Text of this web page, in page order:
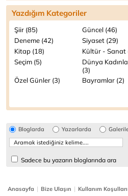
Yazdığım Kategoriler
Şiir (85)
Güncel (46)
Deneme (42)
Siyaset (29)
Kitap (18)
Kültür - Sanat
Seçim (5)
Dünya
(3)
Özel Günler (3) Bayramlar (2)
Bloglarda Yazarlarda
Sadece bu yazarın bloglarında ara
Anasayfa | Bize Ulaşın | Kullanım Koşulları